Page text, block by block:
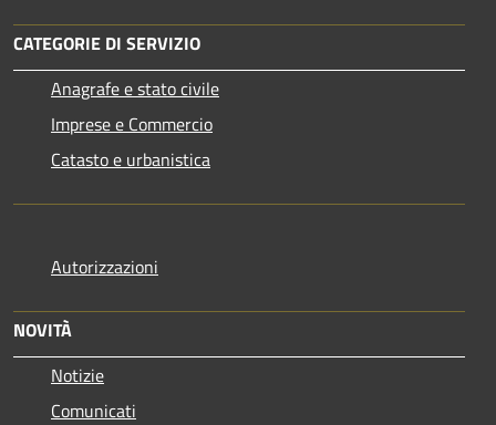
CATEGORIE DI SERVIZIO
Anagrafe e stato civile
Imprese e Commercio
Catasto e urbanistica
Autorizzazioni
NOVITÀ
Notizie
Comunicati